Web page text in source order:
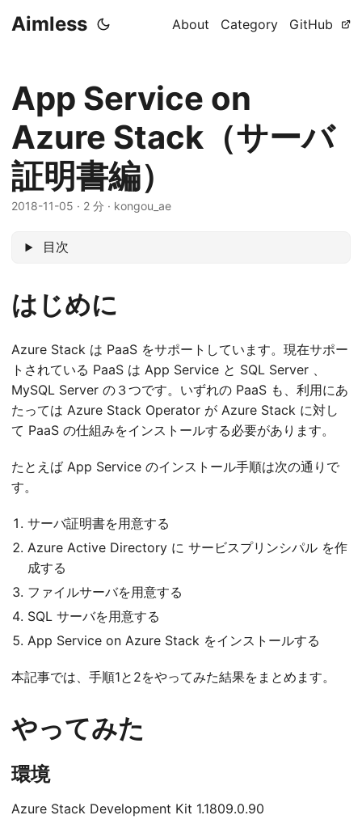
Aimless About Category GitHub
App Service on
Azure Stack（サーバ
証明書編）
2018-11-05 · 2 分 · kongou_ae
目次
はじめに
Azure Stack は PaaS をサポートしています。現在サポー
トされている PaaS は App Service と SQL Server 、
MySQL Server の３つです。いずれの PaaS も、利用にあ
たっては Azure Stack Operator が Azure Stack に対し
て PaaS の仕組みをインストールする必要があります。
たとえば App Service のインストール手順は次の通りで
す。
サーバ証明書を用意する
Azure Active Directory に サービスプリンシパル を作
成する
ファイルサーバを用意する
SQL サーバを用意する
App Service on Azure Stack をインストールする
本記事では、手順1と2をやってみた結果をまとめます。
やってみた
環境
Azure Stack Development Kit 1.1809.0.90